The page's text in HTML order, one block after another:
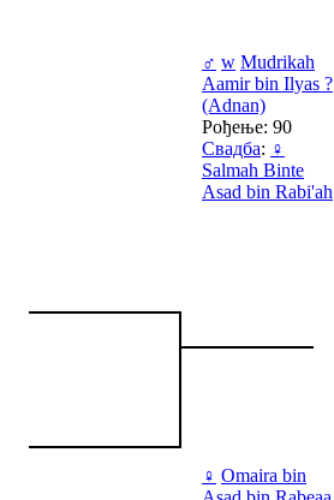
♂ w Mudrikah
Aamir bin Ilyas ?
(Adnan)
Рођење: 90
Свадба: ♀
Salmah Binte
Asad bin Rabi'ah
♀ Omaira bin